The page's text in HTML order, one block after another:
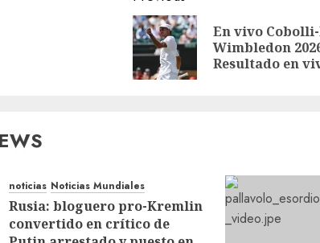
En vivo
Wimbledon
Resultado en
noticias Noticias Mundiales
Rusia: bloguero pro-Kremlin
convertido en crítico de